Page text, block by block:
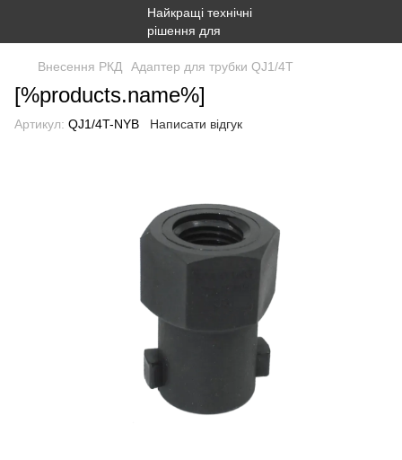
Внесення РКД Адаптер для трубки QJ1/4T
[%products.name%]
Артикул: QJ1/4T-NYB Написати відгук